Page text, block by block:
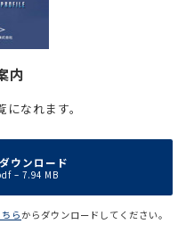
内
なれます。
ウンロード
– 7.94 MB
ちらからダウンロードしてください。